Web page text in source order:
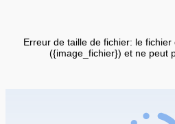
Erreur de taille de fichier: le
({image_fichier}) et ne peut